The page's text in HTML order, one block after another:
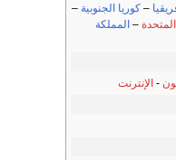
– كوريا الجنوبية –
المتحدة – المملكة
- الإنترنت